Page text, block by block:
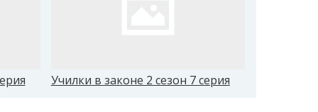
Училки в законе 2 сезон 7 серия